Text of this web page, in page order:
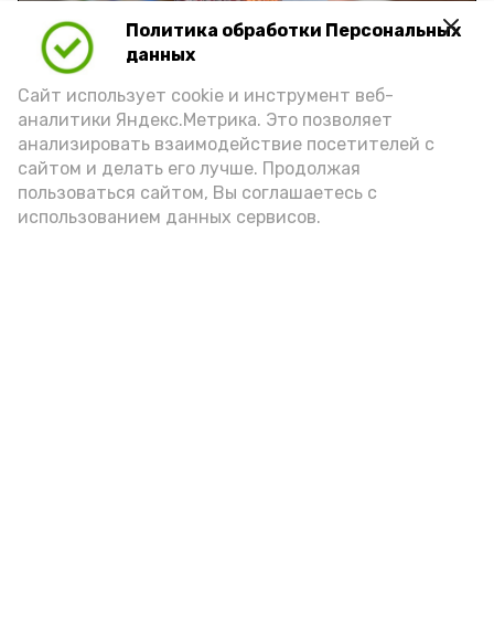
Политика обработки Персональных
данных
Сайт использует cookie и инструмент веб-
аналитики Яндекс.Метрика. Это позволяет
анализировать взаимодействие посетителей с
сайтом и делать его лучше. Продолжая
пользоваться сайтом, Вы соглашаетесь с
использованием данных сервисов.
Play
Video
Видео: управление пресс-службы и информации
администрации губернатора АО